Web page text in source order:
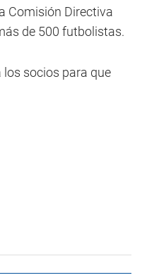
Comisión Directiva
de 500 futbolistas.
socios para que